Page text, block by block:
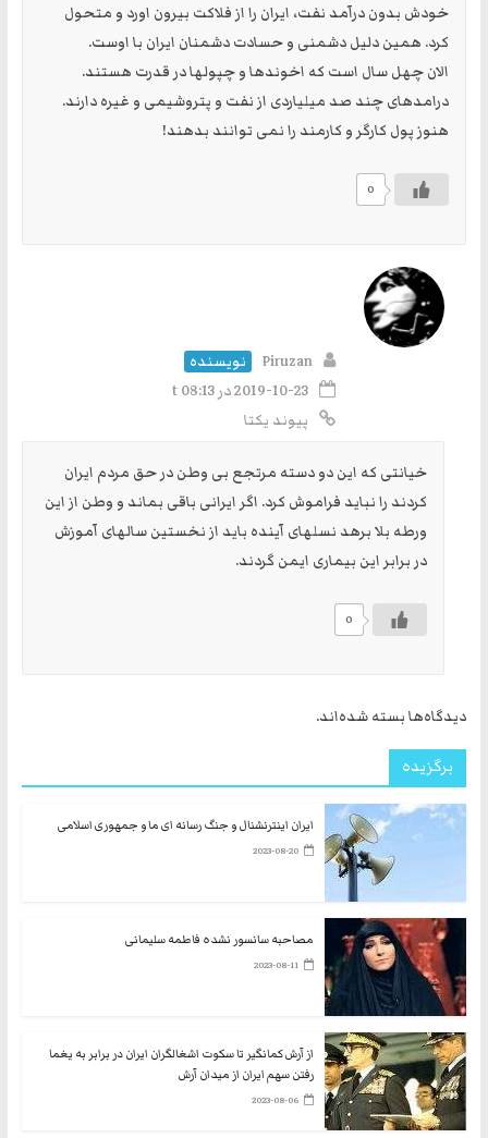
خودش بدون درآمد نفت، ایران را از فلاکت بیرون اورد و متحول
کرد. همین دلیل دشمنی و حسادت دشمنان ایران با اوست.
الان چهل سال است که اخوندها و چپولها در قدرت هستند.
درامدهای چند صد میلیاردی از نفت و پتروشیمی و غیره دارند.
هنوز پول کارگر و کارمند را نمی توانند بدهند!
0
Piruzan
نویسنده
2019-10-23 در t 08:13
پیوند یکتا
خیانتی که این دو دسته مرتجع بی وطن در حق مردم ایران
کردند را نباید فراموش کرد. اگر ایرانی باقی بماند و وطن از این
ورطه بلا برهد نسلهای آینده باید از نخستین سالهای آموزش
در برابر این بیماری ایمن گردند.
0
دیدگاه‌ها بسته شده‌اند.
برگزیده
ایران اینترنشنال و جنگ رسانه ای ما و جمهوری اسلامی
2023-08-20
مصاحبه سانسور نشده فاطمه سلیمانی
2023-08-11
از آرش کمانگیر تا سکوت اشغالگران ایران در برابر به یغما
رفتن سهم ایران از میدان آرش
2023-08-06